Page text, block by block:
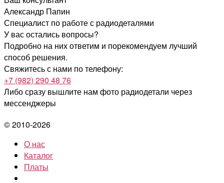
Александр Папин
Специалист по работе с радиодеталями
У вас остались вопросы?
Подробно на них ответим и порекомендуем лучший
способ решения.
Свяжитесь с нами по телефону:
+7 (982) 290 48 76
Либо сразу вышлите нам фото радиодетали через
мессенджеры
© 2010-2026
О нас
Каталог
Платы